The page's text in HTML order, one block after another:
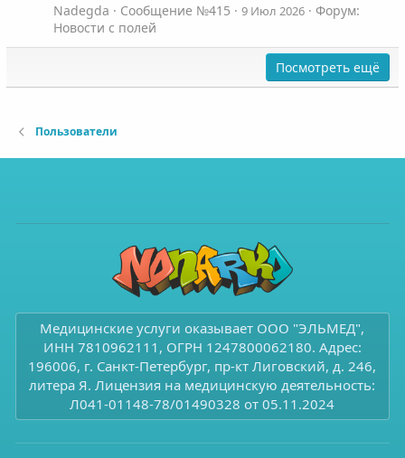
Nadegda
Сообщение №415 9 Июл 2026
Форум:
Новости с полей
Посмотреть ещё
Пользователи
Медицинские услуги оказывает ООО "ЭЛЬМЕД",
ИНН 7810962111, ОГРН 1247800062180. Адрес:
196006, г. Санкт-Петербург, пр-кт Лиговский, д. 246,
литера Я. Лицензия на медицинскую деятельность:
Л041-01148-78/01490328 от 05.11.2024